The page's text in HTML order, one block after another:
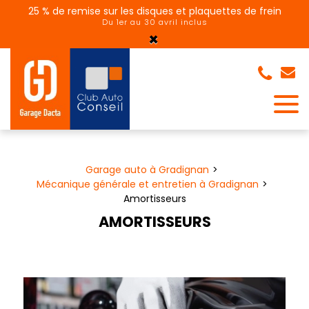
25 % de remise sur les disques et plaquettes de frein
Du 1er au 30 avril inclus
×
Garage auto à Gradignan
Mécanique générale et entretien à Gradignan
Amortisseurs
AMORTISSEURS
Panneau de gestion des cookies